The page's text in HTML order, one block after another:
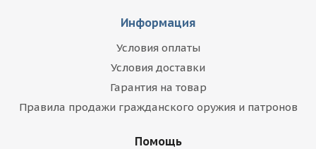
Информация
Условия оплаты
Условия доставки
Гарантия на товар
Правила продажи гражданского оружия и патронов
Помощь